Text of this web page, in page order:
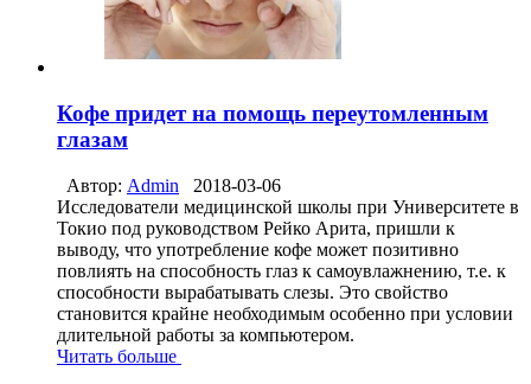
Кофе придет на помощь переутомленным
глазам
Автор: Admin
2018-03-06
Исследователи медицинской школы при Университете в
Токио под руководством Рейко Арита, пришли к
выводу, что употребление кофе может позитивно
повлиять на способность глаз к самоувлажнению, т.е. к
способности вырабатывать слезы. Это свойство
становится крайне необходимым особенно при условии
длительной работы за компьютером.
Читать больше